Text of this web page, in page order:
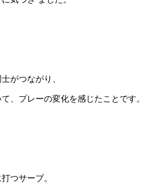
がつながり、
、プレーの変化を感じたことです。
つサーブ。